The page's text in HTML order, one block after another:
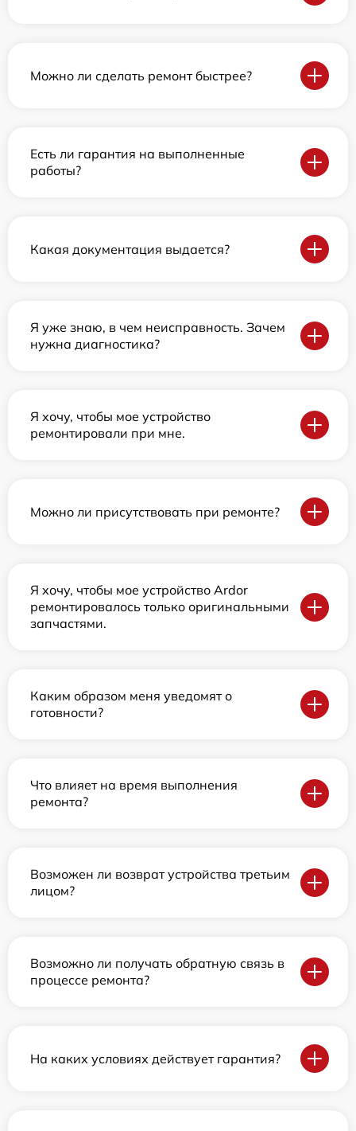
Можно ли сделать ремонт быстрее?
Есть ли гарантия на выполненные
работы?
Какая документация выдается?
Я уже знаю, в чем неисправность. Зачем
нужна диагностика?
Я хочу, чтобы мое устройство
ремонтировали при мне.
Можно ли присутствовать при ремонте?
Я хочу, чтобы мое устройство Ardor
ремонтировалось только оригинальными
запчастями.
Каким образом меня уведомят о
готовности?
Что влияет на время выполнения
ремонта?
Возможен ли возврат устройства третьим
лицом?
Возможно ли получать обратную связь в
процессе ремонта?
На каких условиях действует гарантия?